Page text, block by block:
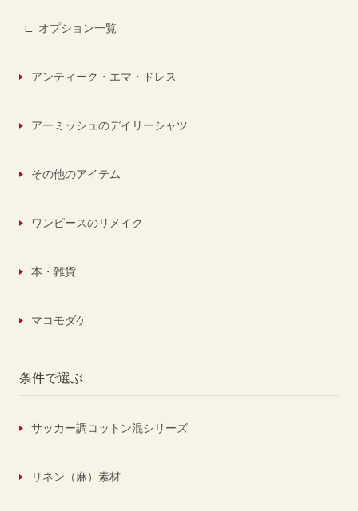
オプション一覧
アンティーク・エマ・ドレス
アーミッシュのデイリーシャツ
その他のアイテム
ワンピースのリメイク
本・雑貨
マコモダケ
条件で選ぶ
サッカー調コットン混シリーズ
リネン（麻）素材